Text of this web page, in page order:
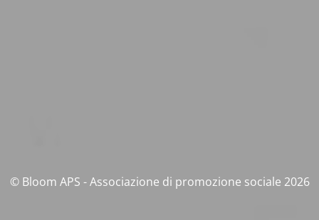
© Bloom APS - Associazione di promozione sociale 2026